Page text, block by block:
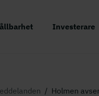
Investerare
/ Holmen